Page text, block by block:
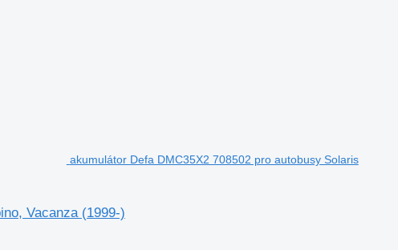
akumulátor Defa DMC35X2 708502 pro autobusy Solaris
Vacanza (1999-)